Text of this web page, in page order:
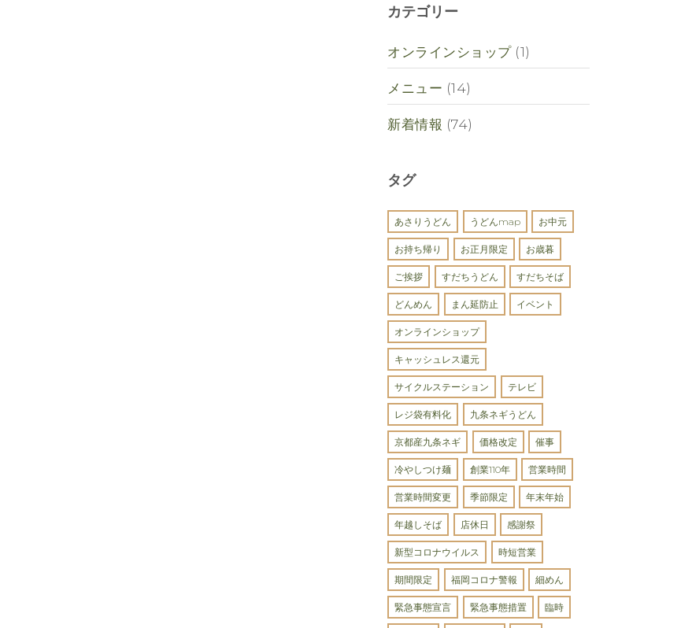
カテゴリー
オンラインショップ(1)
メニュー (14)
新着情報 (74)
タグ
あさりうどん うどんmap お中元
お持ち帰り お正月限定 お歳暮
ご挨拶 すだちうどん すだちそば
どんめん まん延防止 イベント
オンラインショップ
キャッシュレス還元
サイクルステーション テレビ
レジ袋有料化 九条ネギうどん
京都産九条ネギ 価格改定 催事
冷やしつけ麺 創業110年 営業時間
営業時間変更 季節限定 年末年始
年越しそば 店休日 感謝祭
新型コロナウイルス 時短営業
期間限定 福岡コロナ警報 細めん
緊急事態宣言 緊急事態措置 臨時